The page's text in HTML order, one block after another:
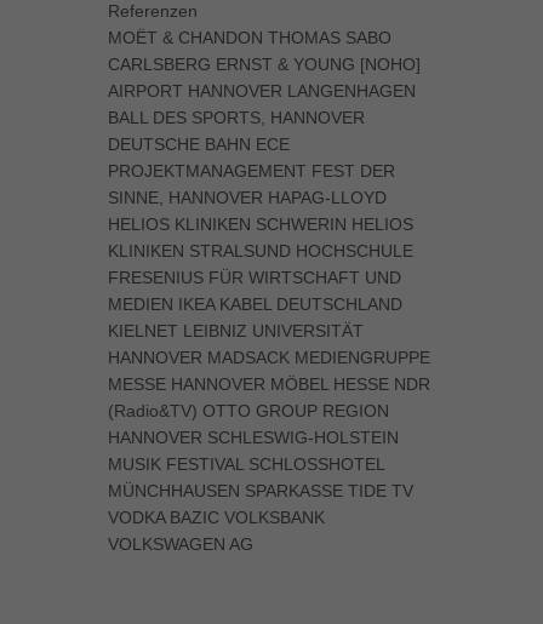
Referenzen
MOËT & CHANDON THOMAS SABO
CARLSBERG ERNST & YOUNG [NOHO]
AIRPORT HANNOVER LANGENHAGEN
BALL DES SPORTS, HANNOVER
DEUTSCHE BAHN ECE
PROJEKTMANAGEMENT FEST DER
SINNE, HANNOVER HAPAG-LLOYD
HELIOS KLINIKEN SCHWERIN HELIOS
KLINIKEN STRALSUND HOCHSCHULE
FRESENIUS FÜR WIRTSCHAFT UND
MEDIEN IKEA KABEL DEUTSCHLAND
KIELNET LEIBNIZ UNIVERSITÄT
HANNOVER MADSACK MEDIENGRUPPE
MESSE HANNOVER MÖBEL HESSE NDR
(Radio&TV) OTTO GROUP REGION
HANNOVER SCHLESWIG-HOLSTEIN
MUSIK FESTIVAL SCHLOSSHOTEL
MÜNCHHAUSEN SPARKASSE TIDE TV
VODKA BAZIC VOLKSBANK
VOLKSWAGEN AG